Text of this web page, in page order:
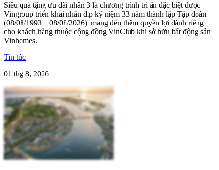
Siêu quà tặng ưu đãi nhân 3 là chương trình tri ân đặc biệt được
Vingroup triển khai nhân dịp kỷ niệm 33 năm thành lập Tập đoàn
(08/08/1993 – 08/08/2026), mang đến thêm quyền lợi dành riêng
cho khách hàng thuộc cộng đồng VinClub khi sở hữu bất động sản
Vinhomes.
Tin tức
01 thg 8, 2026